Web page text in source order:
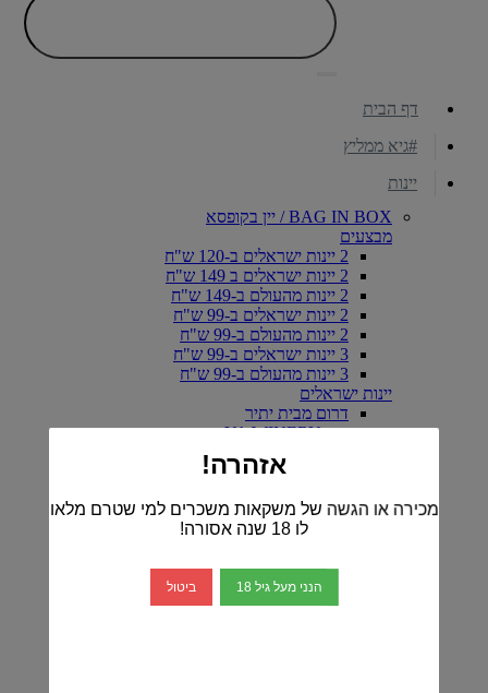
דף הבית
#גיא ממליץ
יינות
BAG IN BOX / יין בקופסא
מבצעים
2 יינות ישראלים ב-120 ש"ח
2 יינות ישראלים ב 149 ש"ח
2 יינות מהעולם ב-149 ש"ח
2 יינות ישראלים ב-99 ש"ח
2 יינות מהעולם ב-99 ש"ח
3 יינות ישראלים ב-99 ש"ח
3 יינות מהעולם ב-99 ש"ח
יינות ישראלים
דרום מבית יתיר
יקב YA WINERY
יקב ארטיזנל
כרם ברק
יין אדום-ישראלי
יין רוזה-ישראלי
יקב ברקן
יקב דלתון
אזהרה!
מכירה או הגשה של משקאות משכרים למי שטרם מלאו
לו 18 שנה אסורה!
הנני מעל גיל 18 ביטול